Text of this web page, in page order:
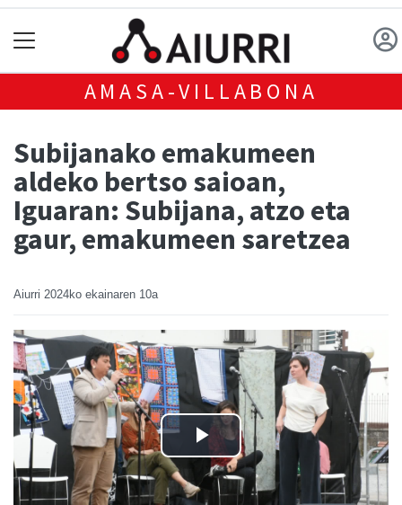
AMASA-VILLABONA
Subijanako emakumeen
aldeko bertso saioan,
Iguaran: Subijana, atzo eta
gaur, emakumeen saretzea
Aiurri 2024ko ekainaren 10a